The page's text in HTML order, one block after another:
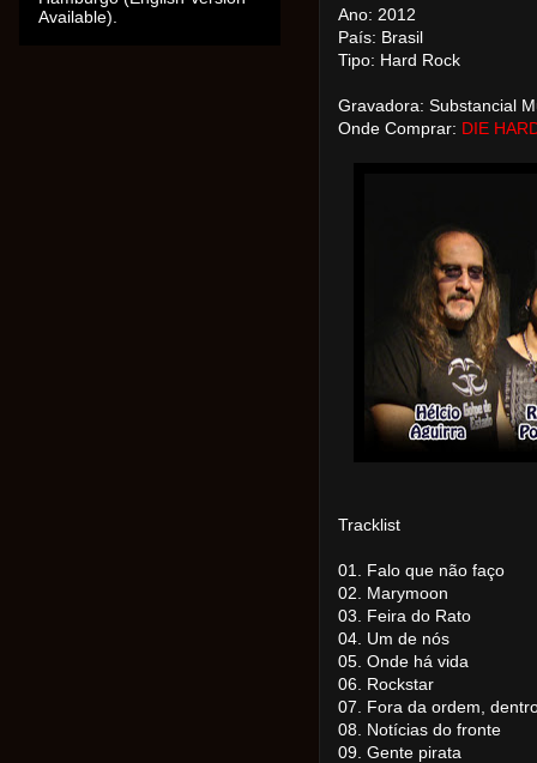
Ano: 2012
País: Brasil
Tipo: Hard Rock
Gravadora: Substancial
Onde Comprar: DIE
Tracklist
01. Falo que não faço
02. Marymoon
03. Feira do Rato
04. Um de nós
05. Onde há vida
06. Rockstar
07. Fora da ordem,
08. Notícias do fronte
09. Gente pirata
Available).